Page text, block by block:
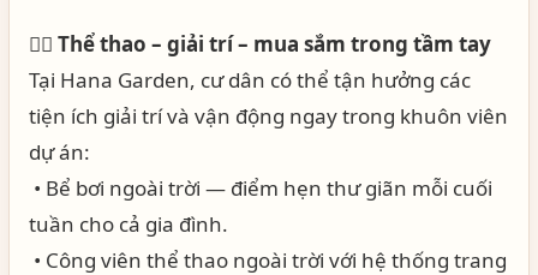
🏊‍♀️ Thể thao – giải trí – mua sắm trong tầm tay
Tại Hana Garden, cư dân có thể tận hưởng các
tiện ích giải trí và vận động ngay trong khuôn viên
dự án:
• Bể bơi ngoài trời — điểm hẹn thư giãn mỗi cuối
tuần cho cả gia đình.
• Công viên thể thao ngoài trời với hệ thống trang